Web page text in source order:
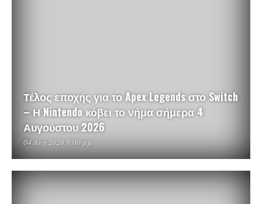
Τέλος εποχής για το Apex Legends στο Switch
– Η Nintendo κόβει το νήμα σήμερα 4
Αυγούστου 2026
04 Αυγ 2026 9:00 μμ